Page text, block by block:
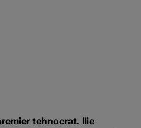
tehnocrat. Ilie